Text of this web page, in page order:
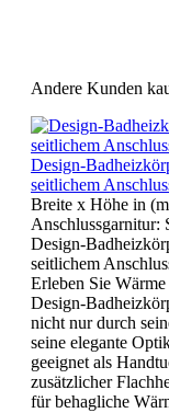
Andere Kunden
Design-
seitlichem
Breite x Höhe in
Anschlussgarnitur:
Design-
seitlichem
Erleben Sie
Design-
nicht nur durch
seine elegante
geeignet als
zusätzlicher
für behagliche